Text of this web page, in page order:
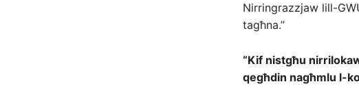
Nirringrazzjaw lill-
tagħna.”
“Kif nistgħu
qegħdin nagħmlu l-